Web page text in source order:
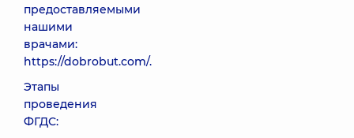
предоставляемыми
нашими
врачами:
https://dobrobut.com/.
Этапы
проведения
ФГДС: